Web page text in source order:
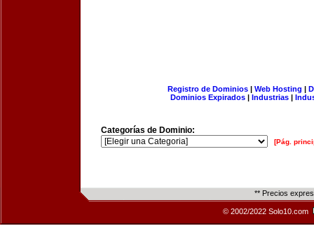
Registro de Dominios| Web Hosting |
Dominios Expirados | Industrias |
Categorías de Dominio:
[Pág.
** Precios
© 2002/2022 Solo10.com